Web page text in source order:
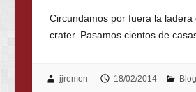
Circundamos por fuera la
crater. Pasamos cientos de
jjremon 18/02/2014 Blog